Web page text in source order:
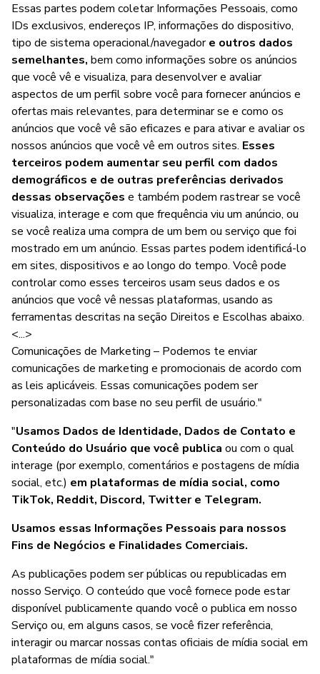
Essas partes podem coletar Informações Pessoais, como
IDs exclusivos, endereços IP, informações do dispositivo,
tipo de sistema operacional/navegadore outros dados
semelhantes, bem como informações sobre os anúncios
que você vê e visualiza, para desenvolver e avaliar
aspectos de um perfil sobre você para fornecer anúncios e
ofertas mais relevantes, para determinar se e como os
anúncios que você vê são eficazes e para ativar e avaliar os
nossos anúncios que você vê em outros sites. Esses
terceiros podem aumentar seu perfil com dados
demográficos e de outras preferências derivados
dessas observações e também podem rastrear se você
visualiza, interage e com que frequência viu um anúncio, ou
se você realiza uma compra de um bem ou serviço que foi
mostrado em um anúncio. Essas partes podem identificá-lo
em sites, dispositivos e ao longo do tempo. Você pode
controlar como esses terceiros usam seus dados e os
anúncios que você vê nessas plataformas, usando as
ferramentas descritas na seção Direitos e Escolhas abaixo.
<...>
Comunicações de Marketing – Podemos te enviar
comunicações de marketing e promocionais de acordo com
as leis aplicáveis. Essas comunicações podem ser
personalizadas com base no seu perfil de usuário."
"Usamos Dados de Identidade, Dados de Contato e
Conteúdo do Usuário que você publica ou com o qual
interage (por exemplo, comentários e postagens de mídia
social, etc.) em plataformas de mídia social, como
TikTok, Reddit, Discord, Twitter e Telegram.
Usamos essas Informações Pessoais para nossos
Fins de Negócios e Finalidades Comerciais.
As publicações podem ser públicas ou republicadas em
nosso Serviço. O conteúdo que você fornece pode estar
disponível publicamente quando você o publica em nosso
Serviço ou, em alguns casos, se você fizer referência,
interagir ou marcar nossas contas oficiais de mídia social em
plataformas de mídia social."